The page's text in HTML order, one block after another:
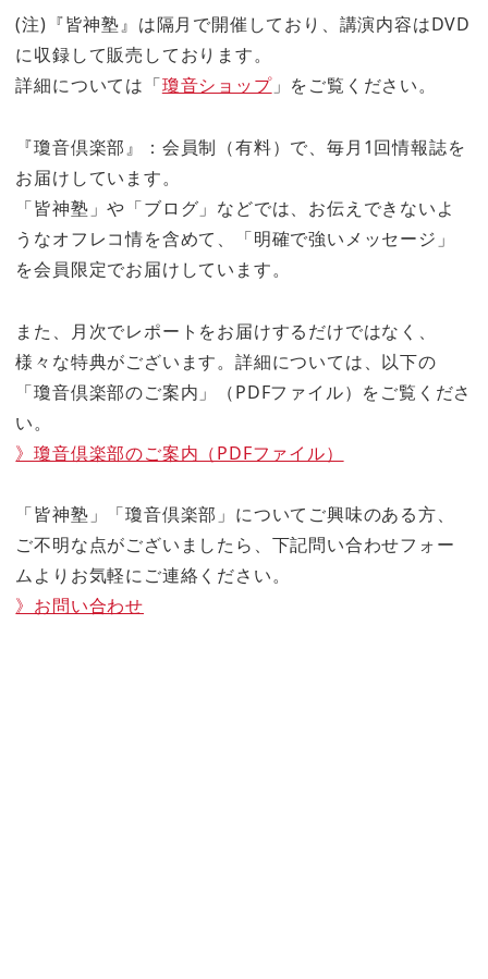
(注)『皆神塾』は隔月で開催しており、講演内容はDVD
に収録して販売しております。
詳細については「瓊音ショップ」をご覧ください。
『瓊音倶楽部』：会員制（有料）で、毎月1回情報誌を
お届けしています。
「皆神塾」や「ブログ」などでは、お伝えできないよ
うなオフレコ情を含めて、「明確で強いメッセージ」
を会員限定でお届けしています。
また、月次でレポートをお届けするだけではなく、
様々な特典がございます。詳細については、以下の
「瓊音倶楽部のご案内」（PDFファイル）をご覧くださ
い。
》瓊音倶楽部のご案内（PDFファイル）
「皆神塾」「瓊音倶楽部」についてご興味のある方、
ご不明な点がございましたら、下記問い合わせフォー
ムよりお気軽にご連絡ください。
》お問い合わせ